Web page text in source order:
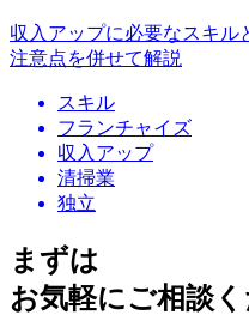
収入アップに必要なスキル
注意点を併せて解説
スキル
フランチャイズ
収入アップ
清掃業
独立
まずは
お気軽にご相談